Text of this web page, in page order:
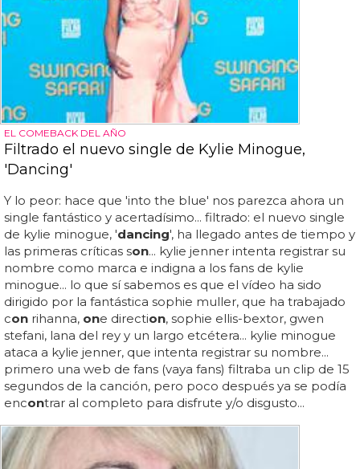
EL COMEBACK DEL AÑO
Filtrado el nuevo single de Kylie Minogue,
'Dancing'
Y lo peor: hace que 'into the blue' nos parezca ahora un
single fantástico y acertadísimo... filtrado: el nuevo single
de kylie minogue, 'dancing', ha llegado antes de tiempo y
las primeras críticas son... kylie jenner intenta registrar su
nombre como marca e indigna a los fans de kylie
minogue... lo que sí sabemos es que el vídeo ha sido
dirigido por la fantástica sophie muller, que ha trabajado
con rihanna, one direction, sophie ellis-bextor, gwen
stefani, lana del rey y un largo etcétera... kylie minogue
ataca a kylie jenner, que intenta registrar su nombre...
primero una web de fans (vaya fans) filtraba un clip de 15
segundos de la canción, pero poco después ya se podía
encontrar al completo para disfrute y/o disgusto...